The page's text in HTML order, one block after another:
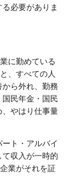
必要がありま
に勤めている
、すべての人
ら外れ、勤務
民年金・国民
やはり仕事量
ト・アルバイ
て収入が一時的
業がそれを証